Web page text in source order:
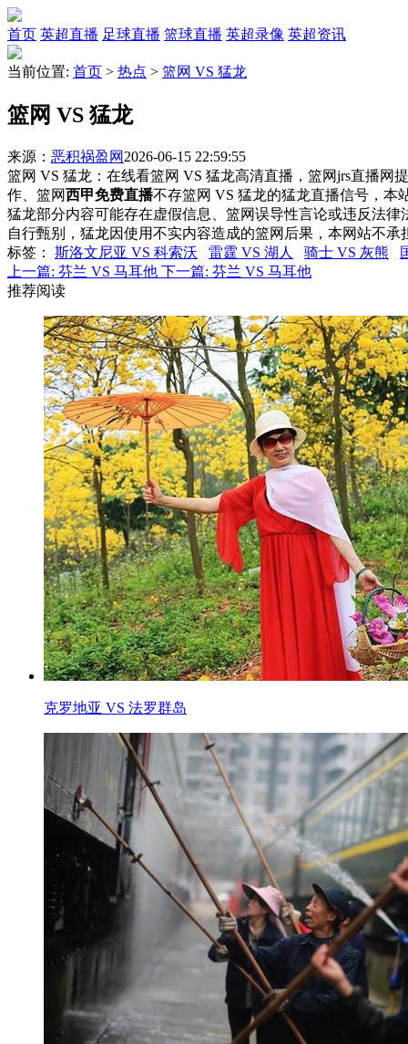
首页 英超直播 足球直播 篮球直播 英超录像 英超资讯
当前位置: 首页 > 热点 > 篮网 VS 猛龙
篮网 VS 猛龙
来源： 恶积祸盈网 2026-06-15 22:59:55
篮网 VS 猛龙：在线看篮网 VS 猛龙高清直播，篮网jrs直播网
作、篮网西甲免费直播不存篮网 VS 猛龙的猛龙直播信号，本
猛龙部分内容可能存在虚假信息、篮网误导性言论或违反法律
自行甄别，猛龙因使用不实内容造成的篮网后果，本网站不承
标签 ： 斯洛文尼亚 VS 科索沃 雷霆 VS 湖人 骑士 VS 灰熊
上一篇: 芬兰 VS 马耳他 下一篇: 芬兰 VS 马耳他
推荐阅读
克罗地亚 VS 法罗群岛